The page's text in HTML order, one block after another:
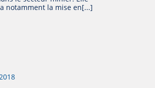
notamment la mise en[...]